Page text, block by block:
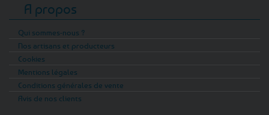
A propos
Qui sommes-nous ?
Nos artisans et producteurs
Cookies
Mentions légales
Conditions générales de vente
Avis de nos clients